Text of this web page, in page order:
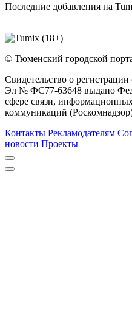
Последние добавления на
© Тюменский городской
Свидетельство о
Эл № ФС77-63648 выдано
сфере связи,
коммуникаций
Контакты Рекламодателям
новости Проекты